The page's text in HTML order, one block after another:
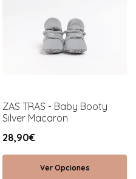
ZAS TRAS - Baby Booty
Silver Macaron
28,90€
Ver Opciones